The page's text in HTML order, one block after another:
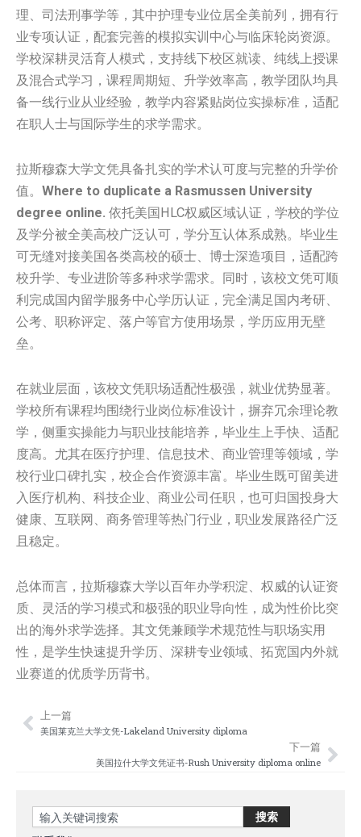
理、司法刑事学等，其中护理专业位居全美前列，拥有行
业专项认证，配套完善的模拟实训中心与临床轮岗资源。
学校深耕灵活育人模式，支持线下校区就读、纯线上授课
及混合式学习，课程周期短、升学效率高，教学团队均具
备一线行业从业经验，教学内容紧贴岗位实操标准，适配
在职人士与国际学生的求学需求。
拉斯穆森大学文凭具备扎实的学术认可度与完整的升学价
值。 Where to duplicate a Rasmussen University
degree online. 依托美国HLC权威区域认证，学校的学位
及学分被全美高校广泛认可，学分互认体系成熟。毕业生
可无缝对接美国各类高校的硕士、博士深造项目，适配跨
校升学、专业进阶等多种求学需求。同时，该校文凭可顺
利完成国内留学服务中心学历认证，完全满足国内考研、
公考、职称评定、落户等官方使用场景，学历应用无壁
垒。
在就业层面，该校文凭职场适配性极强，就业优势显著。
学校所有课程均围绕行业岗位标准设计，摒弃冗余理论教
学，侧重实操能力与职业技能培养，毕业生上手快、适配
度高。尤其在医疗护理、信息技术、商业管理等领域，学
校行业口碑扎实，校企合作资源丰富。毕业生既可留美进
入医疗机构、科技企业、商业公司任职，也可归国投身大
健康、互联网、商务管理等热门行业，职业发展路径广泛
且稳定。
总体而言，拉斯穆森大学以百年办学积淀、权威的认证资
质、灵活的学习模式和极强的职业导向性，成为性价比突
出的海外求学选择。其文凭兼顾学术规范性与职场实用
性，是学生快速提升学历、深耕专业领域、拓宽国内外就
业赛道的优质学历背书。
Prev
上一篇
美国莱克兰大学文凭-Lakeland University diploma
下一篇
美国拉什大学文凭证书-Rush University diploma online
Search 搜索